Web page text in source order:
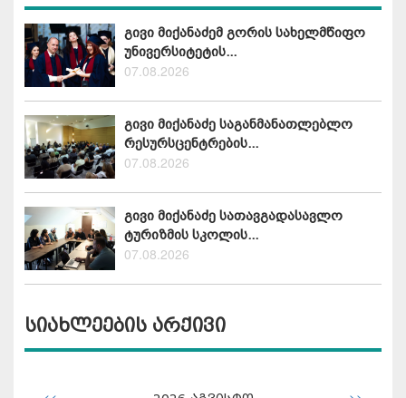
გივი მიქანაძემ გორის სახელმწიფო
უნივერსიტეტის...
07.08.2026
გივი მიქანაძე საგანმანათლებლო
რესურსცენტრების...
07.08.2026
გივი მიქანაძე სათავგადასავლო
ტურიზმის სკოლის...
07.08.2026
სიახლეების არქივი